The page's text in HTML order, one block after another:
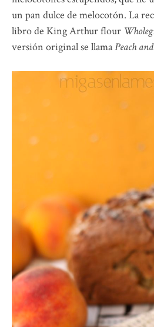
un pan dulce de melocotón. La
libro de King Arthur flour
versión original se llamaPeach